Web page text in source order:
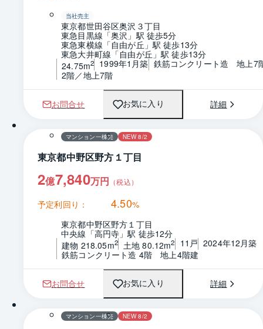
当社売主
東京都世田谷区奥沢３丁目
東急目黒線「奥沢」駅 徒歩5分
東急東横線「自由が丘」駅 徒歩13分
東急大井町線「自由が丘」駅 徒歩13分
24.75m2 1999年1月築 鉄筋コンクリート造　地上7
2階／地上7階
お問合せ お気に入り 詳細
1 / 0 間取り
マンション一棟売 NEW 8/2
東京都中野区野方１丁目
2億7,840万円 （税込）
予定利回り： 4.50%
東京都中野区野方１丁目
中央線「高円寺」駅 徒歩12分
建物 218.05m2 土地 80.12m2 11戸 2024年12月築
鉄筋コンクリート造 4階　地上4階建
お問合せ お気に入り 詳細
1 / 0 間取り
マンション一棟売 NEW 8/2